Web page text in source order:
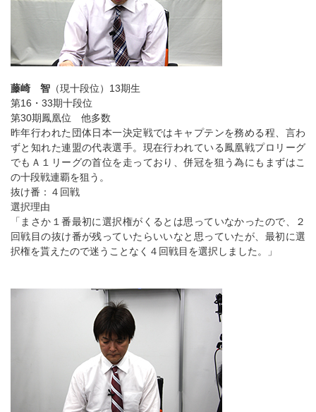
藤崎 智 （現十段位）13期生
第16・33期十段位
第30期鳳凰位 他多数
昨年行われた団体日本一決定戦ではキャプテンを務める程、言わ
ずと知れた連盟の代表選手。現在行われている鳳凰戦プロリーグ
でもＡ１リーグの首位を走っており、併冠を狙う為にもまずはこ
の十段戦連覇を狙う。
抜け番：４回戦
選択理由
「まさか１番最初に選択権がくるとは思っていなかったので、２
回戦目の抜け番が残っていたらいいなと思っていたが、最初に選
択権を貰えたので迷うことなく４回戦目を選択しました。」